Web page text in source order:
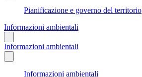
Pianificazione e governo del territorio
Informazioni ambientali
Informazioni ambientali
Informazioni ambientali